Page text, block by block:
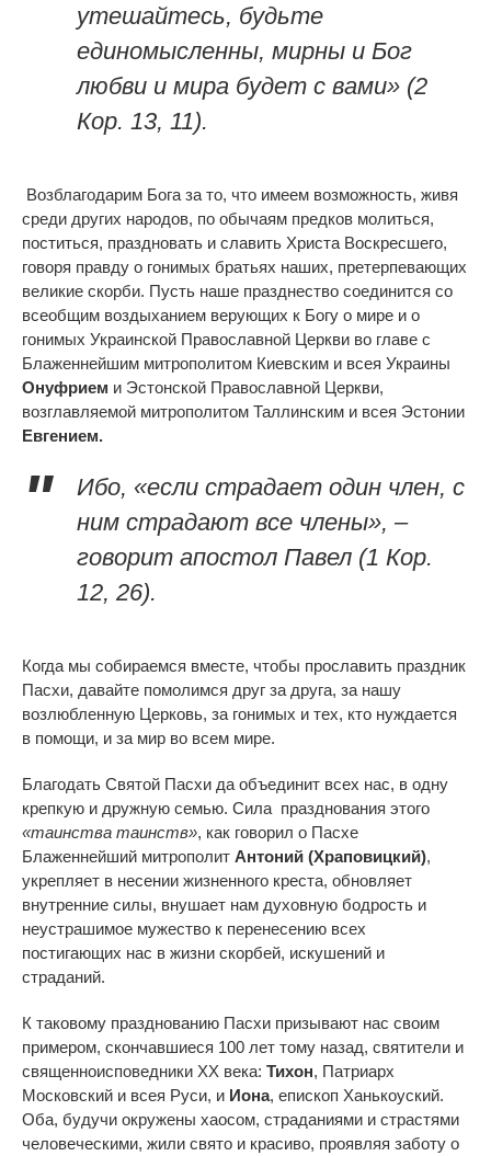
утешайтесь, будьте
единомысленны, мирны и Бог
любви и мира будет с вами» (2
Кор. 13, 11).
Возблагодарим Бога за то, что имеем возможность, живя
среди других народов, по обычаям предков молиться,
поститься, праздновать и славить Христа Воскресшего,
говоря правду о гонимых братьях наших, претерпевающих
великие скорби. Пусть наше празднество соединится со
всеобщим воздыханием верующих к Богу о мире и о
гонимых Украинской Православной Церкви во главе с
Блаженнейшим митрополитом Киевским и всея Украины
Онуфрием и Эстонской Православной Церкви,
возглавляемой митрополитом Таллинским и всея Эстонии
Евгением.
Ибо, «если страдает один член, с
ним страдают все члены», –
говорит апостол Павел (1 Кор.
12, 26).
Когда мы собираемся вместе, чтобы прославить праздник
Пасхи, давайте помолимся друг за друга, за нашу
возлюбленную Церковь, за гонимых и тех, кто нуждается
в помощи, и за мир во всем мире.
Благодать Святой Пасхи да объединит всех нас, в одну
крепкую и дружную семью. Сила празднования этого
«таинства таинств», как говорил о Пасхе
Блаженнейший митрополит Антоний (Храповицкий),
укрепляет в несении жизненного креста, обновляет
внутренние силы, внушает нам духовную бодрость и
неустрашимое мужество к перенесению всех
постигающих нас в жизни скорбей, искушений и
страданий.
К таковому празднованию Пасхи призывают нас своим
примером, скончавшиеся 100 лет тому назад, святители и
священноисповедники ХХ века: Тихон, Патриарх
Московский и всея Руси, и Иона, епископ Ханькоуский.
Оба, будучи окружены хаосом, страданиями и страстями
человеческими, жили свято и красиво, проявляя заботу о